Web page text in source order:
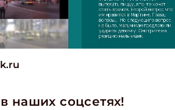
наших соцсетях!
Укажите Ваш Email